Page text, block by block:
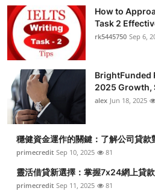
How to
Task 2
rk5445750 Sep 6,
BrightFunded
2025 Growth,
alex Jun 18, 2025
穩健資金運作的關鍵：了解公司貸款
primecredit Sep 10, 2025 81
靈活借貸新選擇：掌握7x24網上貸
primecredit Sep 11, 2025 81